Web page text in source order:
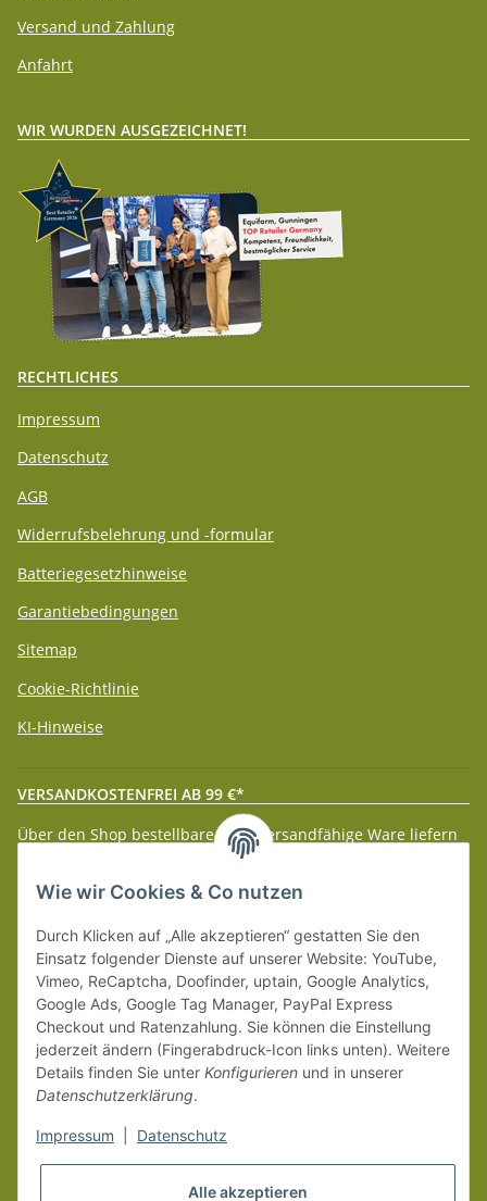
Versand und Zahlung
Anfahrt
WIR WURDEN AUSGEZEICHNET!
RECHTLICHES
Impressum
Datenschutz
AGB
Widerrufsbelehrung und -formular
Batteriegesetzhinweise
Garantiebedingungen
Sitemap
Cookie-Richtlinie
KI-Hinweise
VERSANDKOSTENFREI AB 99 €*
Über den Shop bestellbare paketversandfähige Ware liefern
wir innerhalb Deutschland (Festland) ab 99 € * Warenwert
versandkostenfrei.
Weitere Versanddetails entnehmen Sie bitte unserenLiefer-
und Zahlungsbedingungen.
Wie wir Cookies & Co nutzen
Durch Klicken auf „Alle akzeptieren“ gestatten Sie den
Einsatz folgender Dienste auf unserer Website: YouTube,
Vimeo, ReCaptcha, Doofinder, uptain, Google Analytics,
Google Ads, Google Tag Manager, PayPal Express
Checkout und Ratenzahlung. Sie können die Einstellung
jederzeit ändern (Fingerabdruck-Icon links unten). Weitere
Details finden Sie unter Konfigurieren und in unserer
Datenschutzerklärung.
Impressum Datenschutz
Alle akzeptieren